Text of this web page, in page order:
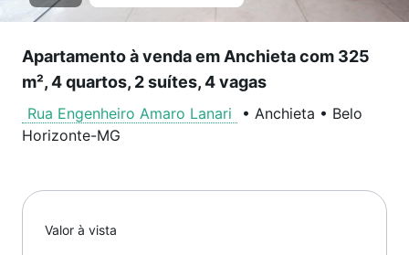
Apartamento à venda em Anchieta com 325
m², 4 quartos, 2 suítes, 4 vagas
Rua Engenheiro Amaro Lanari • Anchieta • Belo
Horizonte-MG
Valor à vista